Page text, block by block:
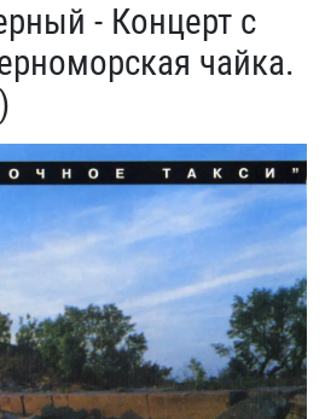
- Концерт с
чайка.